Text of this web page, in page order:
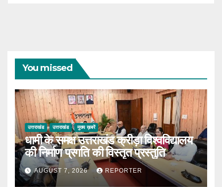
You missed
उत्तराखंड उत्तराखंड मुख्य ख़बरें
धामी के समक्ष उत्तराखंड क्रीड़ा विश्वविद्यालय
की निर्माण प्रगति की विस्तृत प्रस्तुति
AUGUST 7, 2026 REPORTER